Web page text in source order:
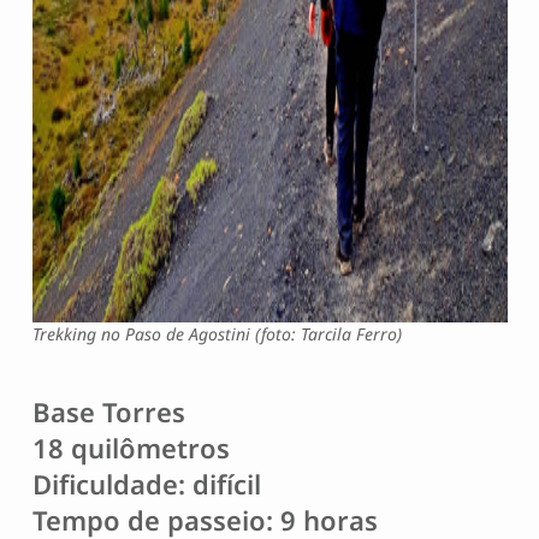
Trekking no Paso de Agostini (foto: Tarcila Ferro)
Base Torres
18 quilômetros
Dificuldade: difícil
Tempo de passeio: 9 horas